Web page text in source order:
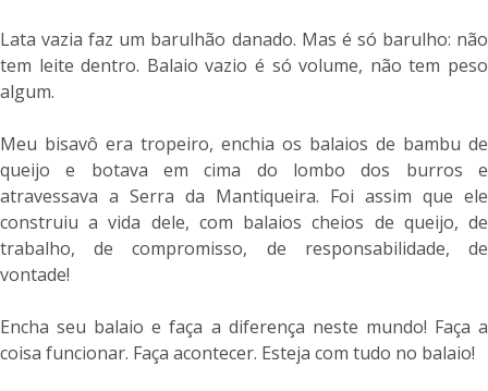
Lata vazia faz um barulhão danado. Mas é só barulho: não
tem leite dentro. Balaio vazio é só volume, não tem peso
algum.
Meu bisavô era tropeiro, enchia os balaios de bambu de
queijo e botava em cima do lombo dos burros e
atravessava a Serra da Mantiqueira. Foi assim que ele
construiu a vida dele, com balaios cheios de queijo, de
trabalho, de compromisso, de responsabilidade, de
vontade!
Encha seu balaio e faça a diferença neste mundo! Faça a
coisa funcionar. Faça acontecer. Esteja com tudo no balaio!